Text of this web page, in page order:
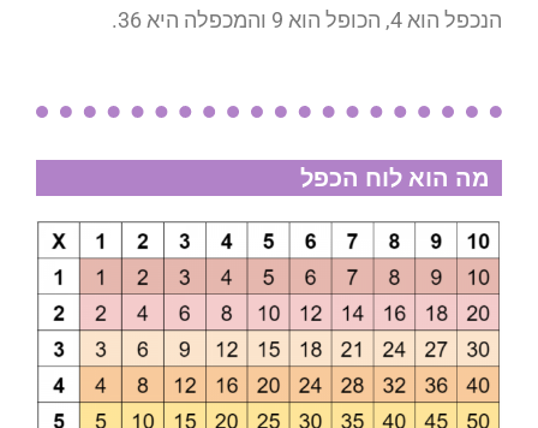
הנכפל הוא 4, הכופל הוא 9 והמכפלה היא 36.
מה הוא לוח הכפל